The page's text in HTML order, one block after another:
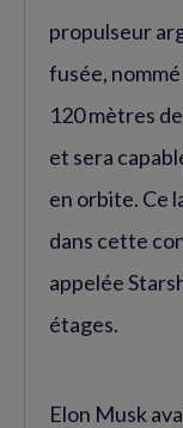
propulseur
fusée,
120 mètres
et sera
en orbite. Ce
dans cette
appelée
étages.
Elon Musk